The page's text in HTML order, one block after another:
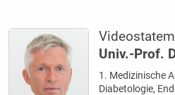
Univ.-Prof.
1. Medizinische
Diabetologie,